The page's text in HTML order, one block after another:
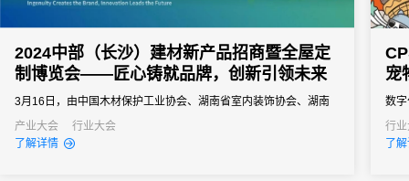
2024中部（长沙）建材新产品招商暨全屋定
制博览会——匠心铸就品牌，创新引领未来
3月16日，由中国木材保护工业协会、湖南省室内装饰协会、湖南
省家具行业协会、长沙支点展览策划有限公司主办，湖南省房地产
业协会、湖南建材商盟协办的，为期3天的2024中部（长沙）建材
产业大会
行业大会
了解详情
宠
数
行
了